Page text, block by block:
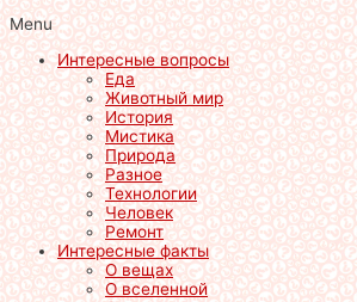
Menu
Интересные вопросы
Еда
Животный мир
История
Мистика
Природа
Разное
Технологии
Человек
Ремонт
Интересные факты
О вещах
О вселенной